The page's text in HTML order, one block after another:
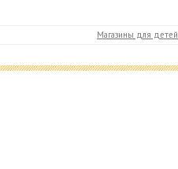
Магазины для детей